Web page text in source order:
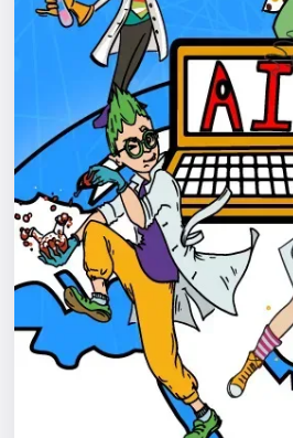
События
Города
Площадки
Артисты
Рейтинги